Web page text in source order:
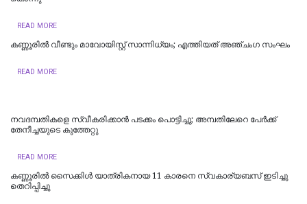
READ MORE
കണ്ണൂരിൽ വീണ്ടും മാവോയിസ്റ്റ് സാന്നിധ്യം; എത്തിയത് അഞ്ചംഗ സംഘം
READ MORE
നവദമ്പതികളെ സ്വീകരിക്കാന്‍ പടക്കം പൊട്ടിച്ചു; അമ്പതിലേറെ പേര്‍ക്ക്
തേനീച്ചയുടെ കുത്തേറ്റു
READ MORE
കണ്ണൂരിൽ സൈക്കിൾ യാത്രികനായ 11 കാരനെ സ്വകാര്യബസ് ഇടിച്ചു
തെറിപ്പിച്ചു